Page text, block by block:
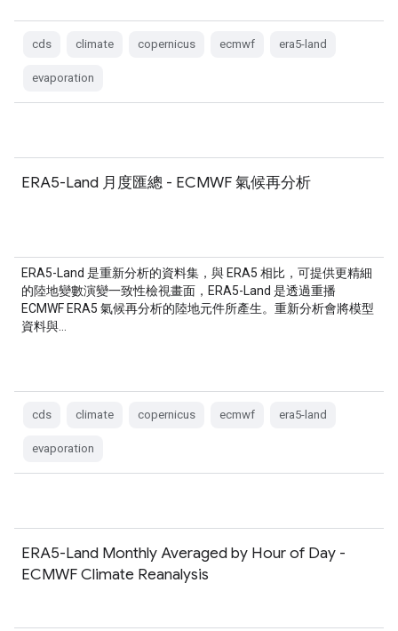
cds climate copernicus ecmwf era5-land
evaporation
ERA5-Land 月度匯總 - ECMWF 氣候再分析
ERA5-Land 是重新分析的資料集，與 ERA5 相比，可提供更精細
的陸地變數演變一致性檢視畫面，ERA5-Land 是透過重播
ECMWF ERA5 氣候再分析的陸地元件所產生。重新分析會將模型
資料與…
cds climate copernicus ecmwf era5-land
evaporation
ERA5-Land Monthly Averaged by Hour of Day -
ECMWF Climate Reanalysis